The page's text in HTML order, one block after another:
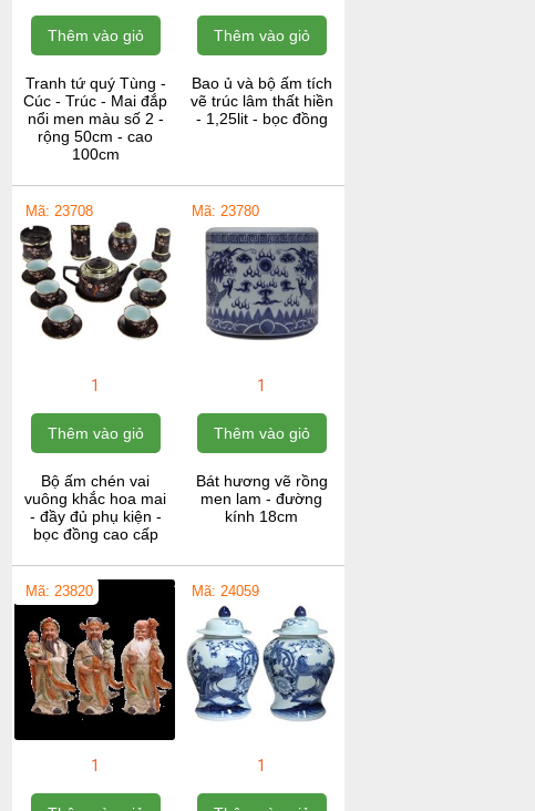
Thêm vào giỏ
Tranh tứ quý Tùng -
Cúc - Trúc - Mai đắp
nổi men màu số 2 -
rộng 50cm - cao
100cm
Thêm vào giỏ
Bao ủ và bộ ấm tích
vẽ trúc lâm thất hiền
- 1,25lit - bọc đồng
Mã: 23708
1
Thêm vào giỏ
Bộ ấm chén vai
vuông khắc hoa mai
- đầy đủ phụ kiện -
bọc đồng cao cấp
Mã: 23780
1
Thêm vào giỏ
Bát hương vẽ rồng
men lam - đường
kính 18cm
Mã: 23820
1
Mã: 24059
1